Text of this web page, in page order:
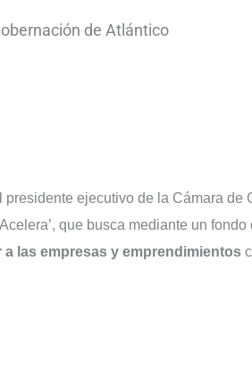
de Atlántico
ejecutivo de la Cámara de
que busca mediante un
las empresas y emprendimientos